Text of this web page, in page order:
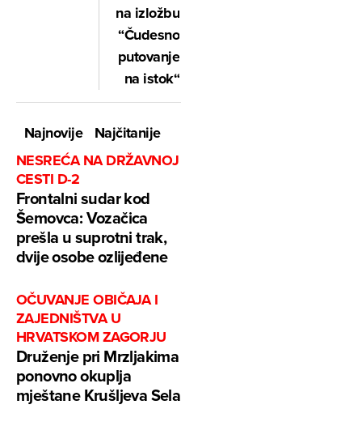
na izložbu
“Čudesno
putovanje
na istok“
Najnovije
Najčitanije
NESREĆA NA DRŽAVNOJ
CESTI D-2
Frontalni sudar kod
Šemovca: Vozačica
prešla u suprotni trak,
dvije osobe ozlijeđene
OČUVANJE OBIČAJA I
ZAJEDNIŠTVA U
HRVATSKOM ZAGORJU
Druženje pri Mrzljakima
ponovno okuplja
mještane Krušljeva Sela